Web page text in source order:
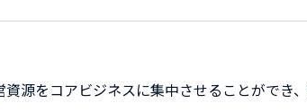
源をコアビジネスに集中させることができ